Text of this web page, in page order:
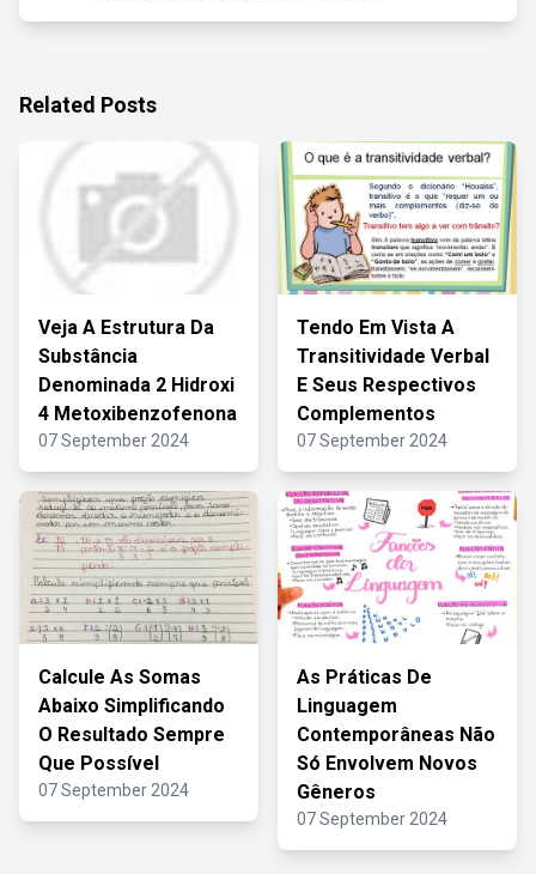
Related Posts
Veja A Estrutura Da
Substância
Denominada 2 Hidroxi
4 Metoxibenzofenona
07 September 2024
Tendo Em Vista A
Transitividade Verbal
E Seus Respectivos
Complementos
07 September 2024
Calcule As Somas
Abaixo Simplificando
O Resultado Sempre
Que Possível
07 September 2024
As Práticas De
Linguagem
Contemporâneas Não
Só Envolvem Novos
Gêneros
07 September 2024